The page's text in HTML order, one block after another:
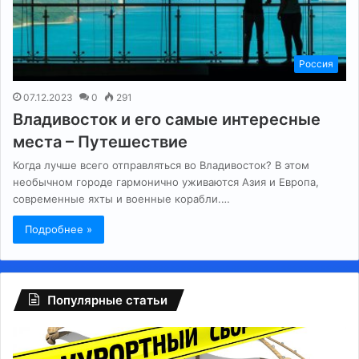
Россия
07.12.2023 0 291
Владивосток и его самые интересные
места – Путешествие
Когда лучше всего отправляться во Владивосток? В этом
необычном городе гармонично уживаются Азия и Европа,
современные яхты и военные корабли.…
Подробнее »
Популярные статьи
Регионам
разрешили